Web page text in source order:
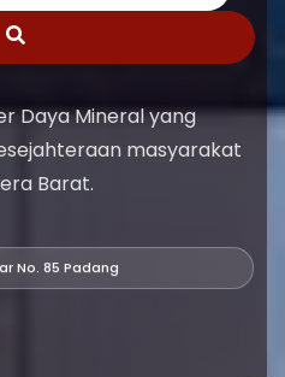
Daya Mineral yang
masyarakat
Barat.
No. 85 Padang